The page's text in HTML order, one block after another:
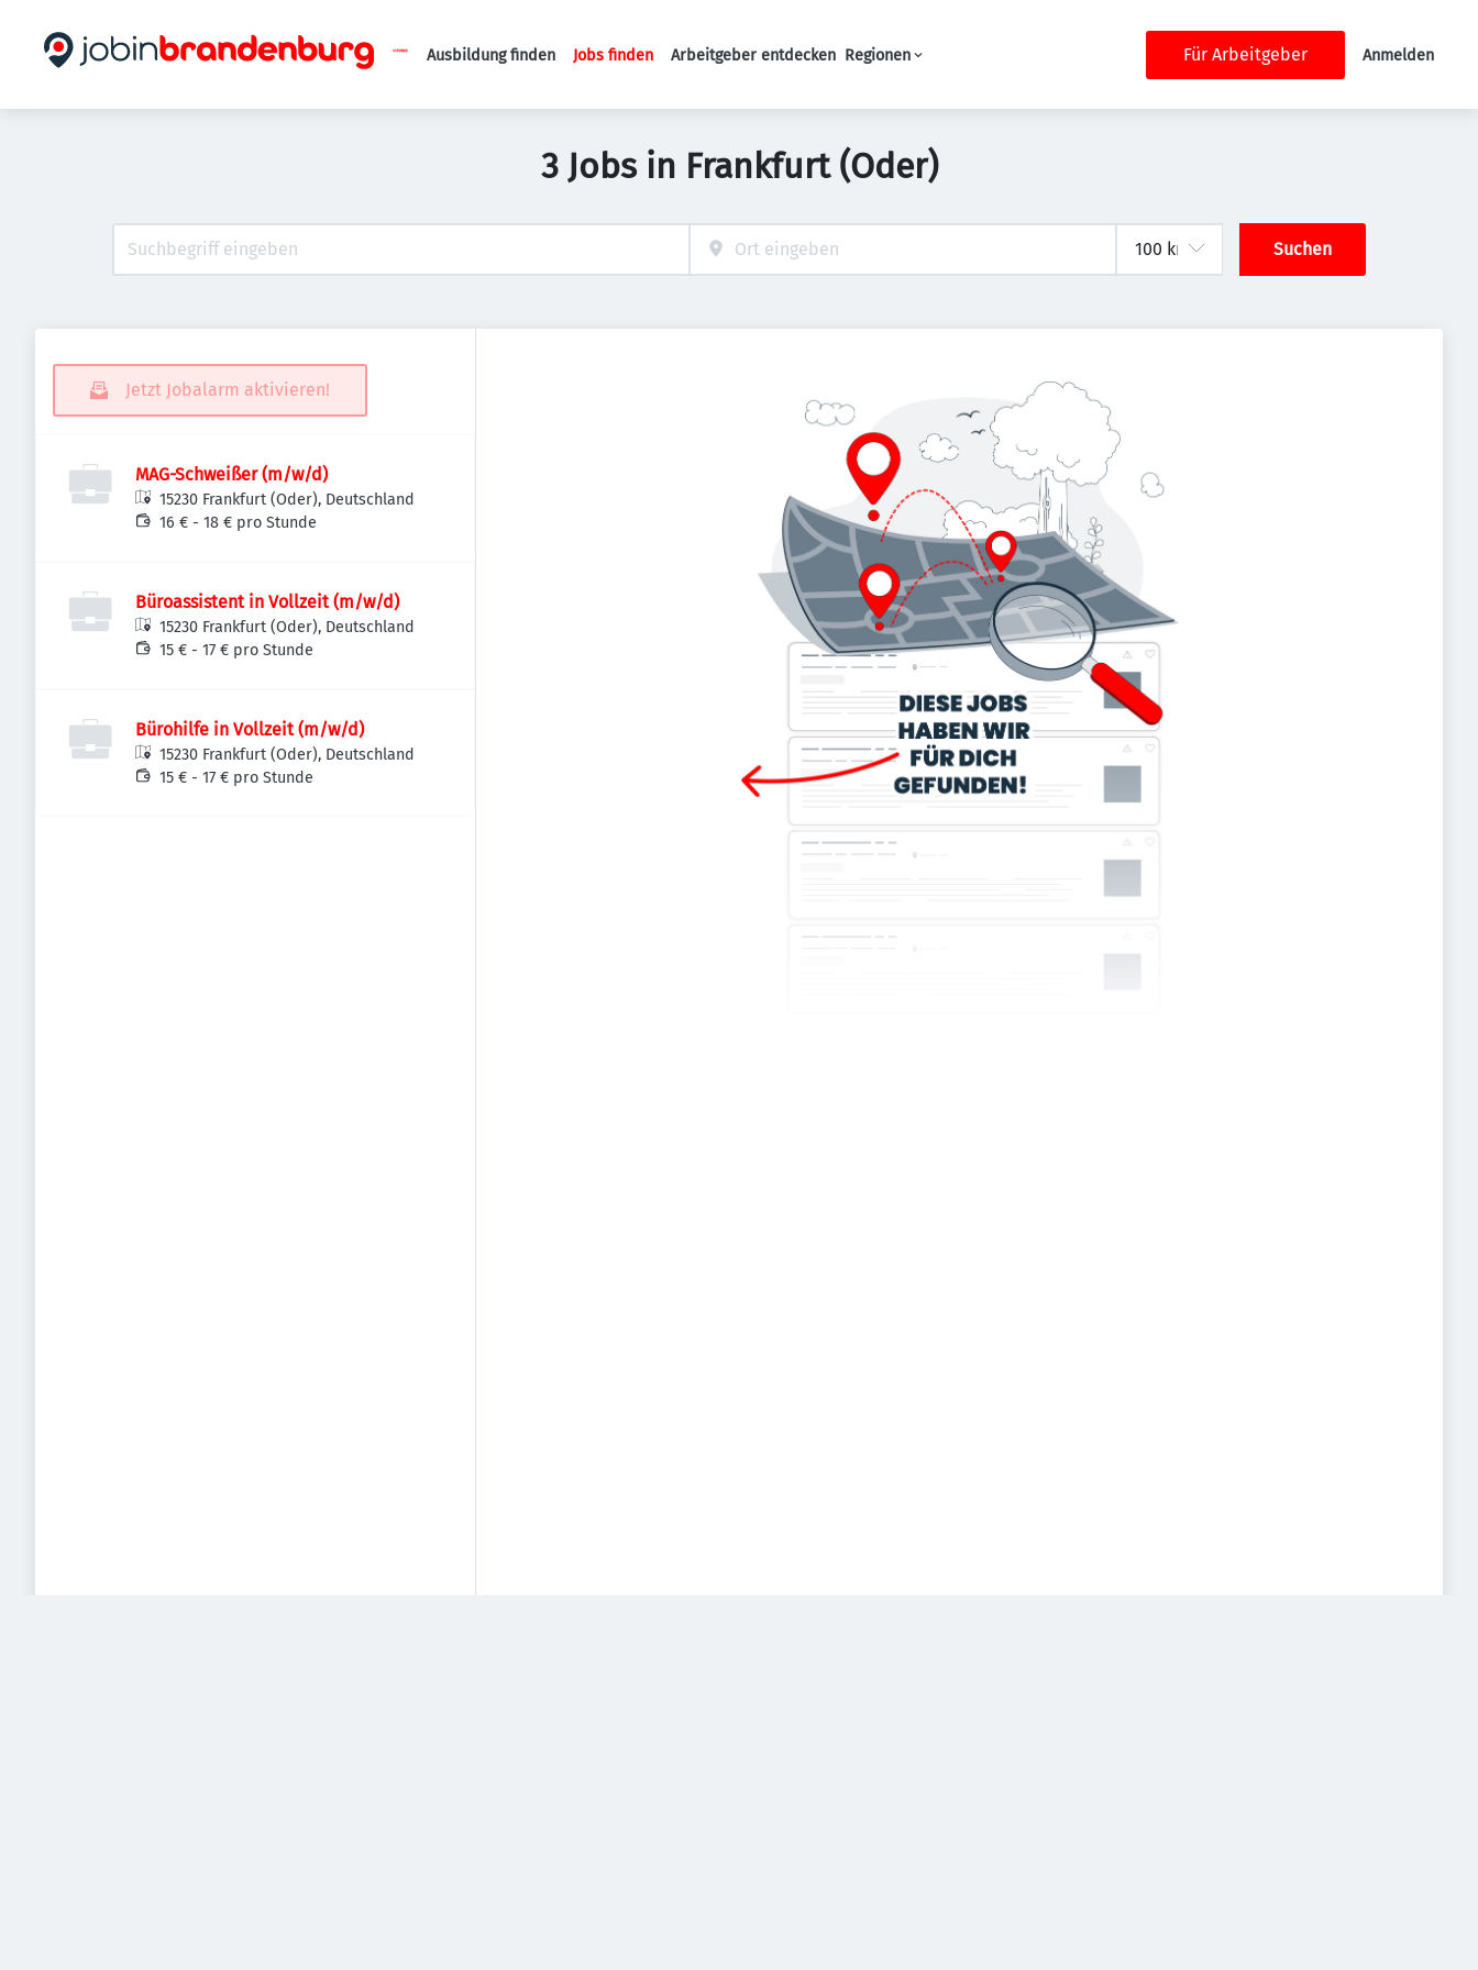
Haupt-Navigation
Ausbildung finden Jobs finden Arbeitgeber entdecken Regionen Für Arbeitgeber Anmelden
3 Jobs in Frankfurt (Oder)
Suchen
Jetzt Jobalarm aktivieren!
MAG-Schweißer (m/w/d)
15230 Frankfurt (Oder), Deutschland
16 € - 18 € pro Stunde
Büroassistent in Vollzeit (m/w/d)
15230 Frankfurt (Oder), Deutschland
15 € - 17 € pro Stunde
Bürohilfe in Vollzeit (m/w/d)
15230 Frankfurt (Oder), Deutschland
15 € - 17 € pro Stunde